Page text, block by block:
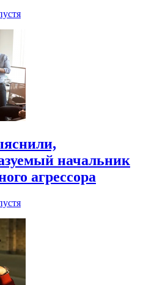
начальник
агрессора